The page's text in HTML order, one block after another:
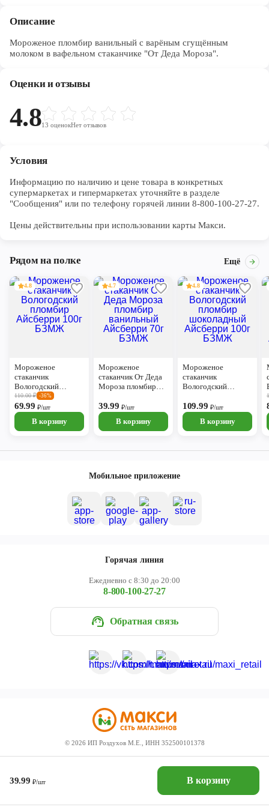
39.99₽/шт В корзину
Описание
Мороженое пломбир ванильный с варёным сгущённым
молоком в вафельном стаканчике "От Деда Мороза".
Оценки и отзывы
4.813 оценокНет отзывов
Условия
Информацию по наличию и цене товара в конкретных
супермаркетах и гипермаркетах уточняйте в разделе
"Сообщения" или по телефону горячей линии 8-800-100-27-27.
Цены действительны при использовании карты Макси.
Рядом на полке Ещё
4.8
Мороженое
стаканчик
Вологодский
пломбир Айсберри
100г БЗМЖ
110.00₽ -36%
69.99₽/шт
В корзину
4.7
Мороженое
стаканчик От Деда
Мороза пломбир
Айсберри 70г
БЗМЖ
39.99₽/шт
В корзину
4.8
Мороженое
стаканчик
Вологодский
шоколадный
Айсберри 100г
БЗМЖ
109.99 ₽/шт
В корзину
Мобильное приложение
Горячая линия
Ежедневно с 8:30 до 20:00
8-800-100-27-27
Обратная связь
© 2026 ИП Роздухов М.Е., ИНН 352500101378